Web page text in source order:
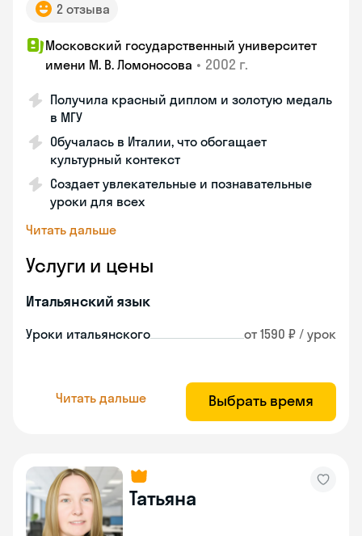
2 отзыва
Московский государственный университет
имени М. В. Ломоносова • 2002 г.
Получила красный диплом и золотую медаль
в МГУ
Обучалась в Италии, что обогащает
культурный контекст
Создает увлекательные и познавательные
уроки для всех
Читать дальше
Услуги и цены
Итальянский язык
Уроки итальянского от 1590 ₽ / урок
Читать дальше Выбрать время
Татьяна